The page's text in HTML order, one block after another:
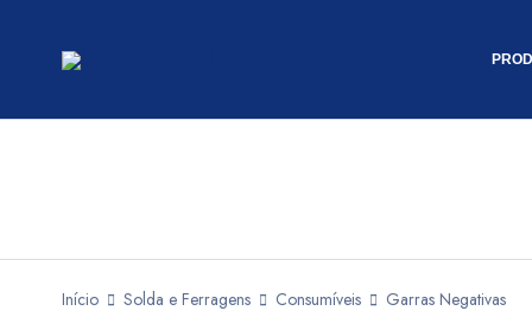
Início Solda e Ferragens Consumíveis Garras Negativas